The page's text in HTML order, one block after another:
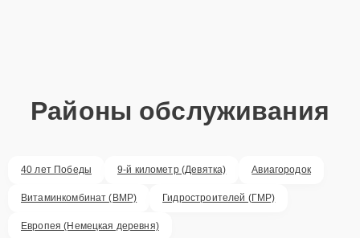
Районы обслуживания
40 лет Победы 9-й километр (Девятка) Авиагородок
Витаминкомбинат (ВМР) Гидростроителей (ГМР)
Европея (Немецкая деревня)